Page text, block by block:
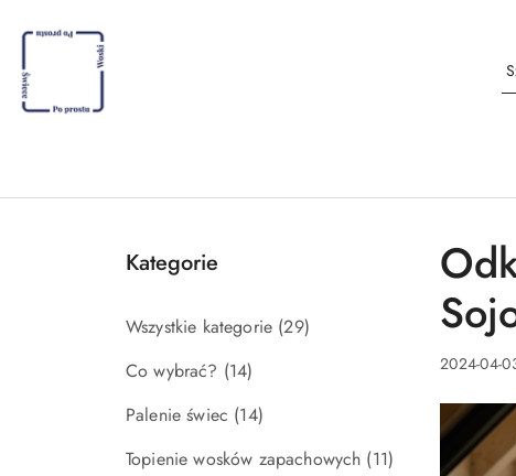
Przejdź do treści głównej
Przejdź do wyszukiwarki
Przejdź do moje konto
Przejdź do menu głównego
Przejdź do stopki
Kategorie
Wszystkie kategorie (29)
Co wybrać? (14)
Palenie świec (14)
Topienie wosków zapachowych (11)
2024-04-